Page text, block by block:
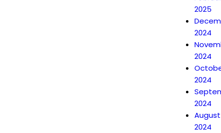
2025
2024
2024
2024
2024
August
2024